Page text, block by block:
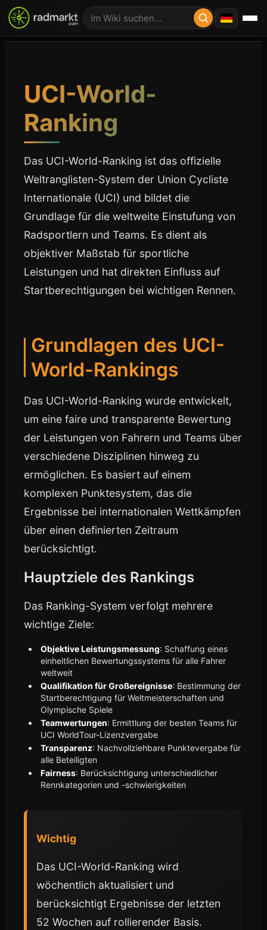
UCI-World-
Ranking
Das UCI-World-Ranking ist das offizielle
Weltranglisten-System der Union Cycliste
Internationale (UCI) und bildet die
Grundlage für die weltweite Einstufung von
Radsportlern und Teams. Es dient als
objektiver Maßstab für sportliche
Leistungen und hat direkten Einfluss auf
Startberechtigungen bei wichtigen Rennen.
Grundlagen des UCI-
World-Rankings
Das UCI-World-Ranking wurde entwickelt,
um eine faire und transparente Bewertung
der Leistungen von Fahrern und Teams über
verschiedene Disziplinen hinweg zu
ermöglichen. Es basiert auf einem
komplexen Punktesystem, das die
Ergebnisse bei internationalen Wettkämpfen
über einen definierten Zeitraum
berücksichtigt.
Hauptziele des Rankings
Das Ranking-System verfolgt mehrere
wichtige Ziele:
Objektive Leistungsmessung: Schaffung eines
einheitlichen Bewertungssystems für alle Fahrer
weltweit
Qualifikation für Großereignisse: Bestimmung der
Startberechtigung für Weltmeisterschaften und
Olympische Spiele
Teamwertungen: Ermittlung der besten Teams für
UCI WorldTour-Lizenzvergabe
Transparenz: Nachvollziehbare Punktevergabe für
alle Beteiligten
Fairness: Berücksichtigung unterschiedlicher
Rennkategorien und -schwierigkeiten
Wichtig
Das UCI-World-Ranking wird
wöchentlich aktualisiert und
berücksichtigt Ergebnisse der letzten
52 Wochen auf rollierender Basis.